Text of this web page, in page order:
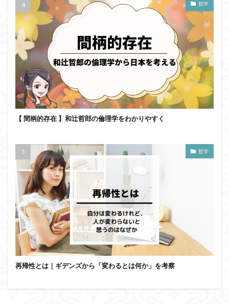
哲学
【 間柄的存在 】和辻哲郎の倫理学をわかりやすく
哲学
再帰性とは｜ギデンズから「変わるとは何か」を考察